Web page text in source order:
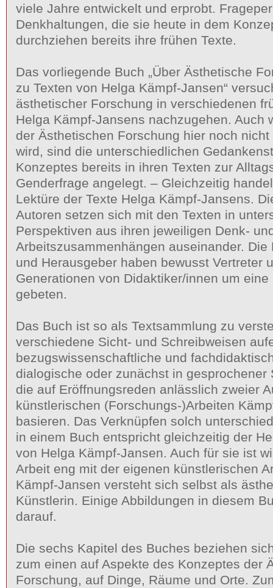
viele Jahre entwickelt und erprobt.
Denkhaltungen, die sie heute in dem
durchziehen bereits ihre frühen Texte.
Das vorliegende Buch „Über Ästhetische
zu Texten von Helga Kämpf-Jansen“
ästhetischer Forschung in verschiedenen
Helga Kämpf-Jansens nachzugehen. Auch
der Ästhetischen Forschung hier noch
wird, sind die unterschiedlichen
Konzeptes bereits in ihren Texten zur
Genderfrage angelegt. – Gleichzeitig
Lektüre der Texte Helga Kämpf-Jansens.
Autoren setzen sich mit den Texten in
Perspektiven aus ihren jeweiligen Denk-
Arbeitszusammenhängen auseinander. Die
und Herausgeber haben bewusst Vertreter
Generationen von Didaktiker/innen um eine
gebeten.
Das Buch ist so als Textsammlung zu
verschiedene Sicht- und Schreibweisen
bezugswissenschaftliche und
dialogische oder zunächst in gesprochener
die auf Eröffnungsreden anlässlich zweier
künstlerischen (Forschungs-)Arbeiten
basieren. Das Verknüpfen solch
in einem Buch entspricht gleichzeitig der
von Helga Kämpf-Jansen. Auch für sie ist
Arbeit eng mit der eigenen künstlerischen
Kämpf-Jansen versteht sich selbst als
Künstlerin. Einige Abbildungen in diesem
darauf.
Die sechs Kapitel des Buches beziehen
zum einen auf Aspekte des Konzeptes der
Forschung, auf Dinge, Räume und Orte.